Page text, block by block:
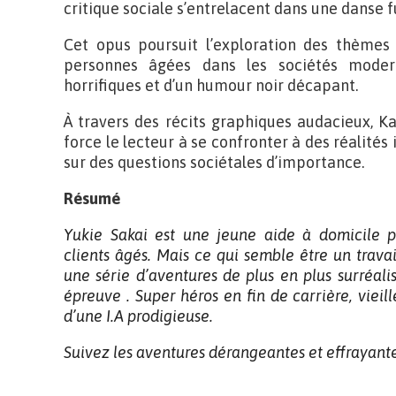
critique sociale s’entrelacent dans une danse
Cet opus poursuit l’exploration des
personnes âgées dans les sociétés
horrifiques et d’un humour noir décapant.
À travers des récits graphiques audacieux,
force le lecteur à se confronter à des
sur des questions sociétales d’importance.
Résumé
Yukie Sakai est une jeune aide à domicile
clients âgés. Mais ce qui semble être un
une série d’aventures de plus en plus
épreuve . Super héros en fin de carrière,
d’une I.A prodigieuse.
Suivez les aventures dérangeantes et